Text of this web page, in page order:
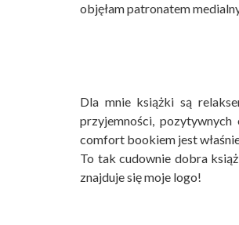
objęłam patronatem
Dla mnie książki są
przyjemności,
comfort bookiem jest
To tak cudownie dobra
znajduje się moje logo!